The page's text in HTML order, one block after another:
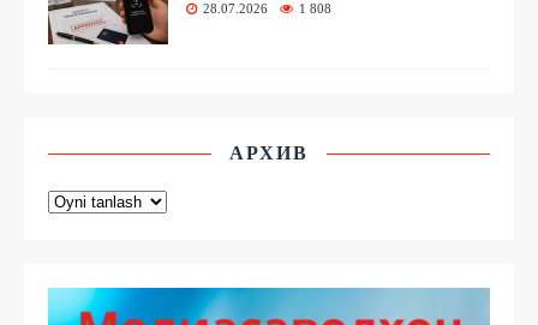
28.07.2026 1 808
АРХИВ